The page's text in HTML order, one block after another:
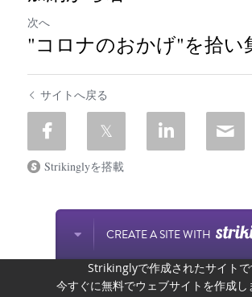
次へ
"コロナのおかげ"を拾い
サイトへ戻る
Strikinglyを搭載
CREATE A SITE WITH
Strikinglyで作成されたサイトで
今すぐに無料でウェブサイトを作成し